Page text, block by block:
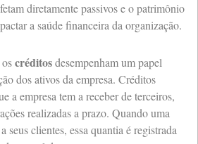
diretamente passivos e o patrimônio
a saúde financeira da organização.
créditosdesempenham um papel
dos ativos da empresa. Créditos
a empresa tem a receber de terceiros,
realizadas a prazo. Quando uma
seus clientes, essa quantia é registrada